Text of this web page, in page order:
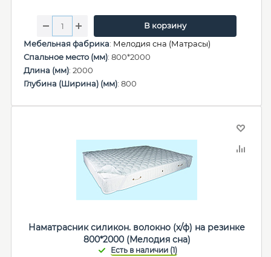
В корзину
Мебельная фабрика: Мелодия сна (Матрасы)
Спальное место (мм): 800*2000
Длина (мм): 2000
Глубина (Ширина) (мм): 800
Наматрасник силикон. волокно (х/ф) на резинке
800*2000 (Мелодия сна)